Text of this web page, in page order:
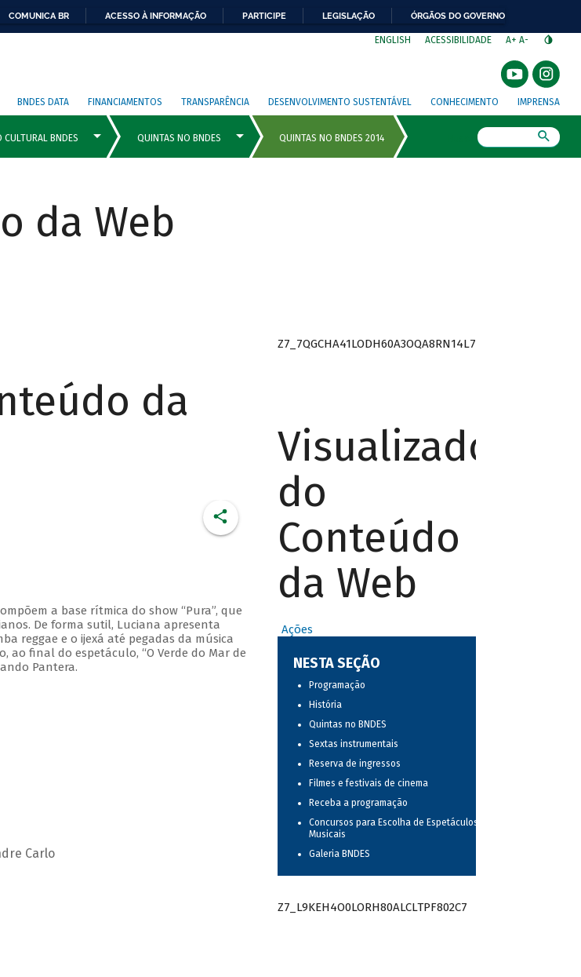
COMUNICA BR ACESSO À INFORMAÇÃO PARTICIPE LEGISLAÇÃO ÓRGÃOS DO GOVERNO
ENGLISH ACESSIBILIDADE A+ A-
BNDES DATA FINANCIAMENTOS TRANSPARÊNCIA DESENVOLVIMENTO SUSTENTÁVEL CONHECIMENTO IMPRENSA
da Web
da
a base rítmica do show “Pura”, que
De forma sutil, Luciana apresenta
reggae e o ijexá até pegadas da música
final do espetáculo, “O Verde do Mar de
Pantera.
Carlo
Z7_7QGCHA41LODH60A3OQA8RN14L7
Visualizador
do
Conteúdo
da Web
Ações
NESTA SEÇÃO
Programação
História
Quintas no BNDES
Sextas instrumentais
Reserva de ingressos
Filmes e festivais de cinema
Receba a programação
Concursos para Escolha de Espetáculos
Musicais
Galeria BNDES
Z7_L9KEH4O0LORH80ALCLTPF802C7